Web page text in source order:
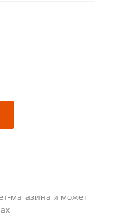
магазина и может